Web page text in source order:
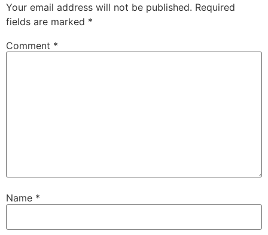
Your email address will not be published. Required
fields are marked *
Comment *
Name *